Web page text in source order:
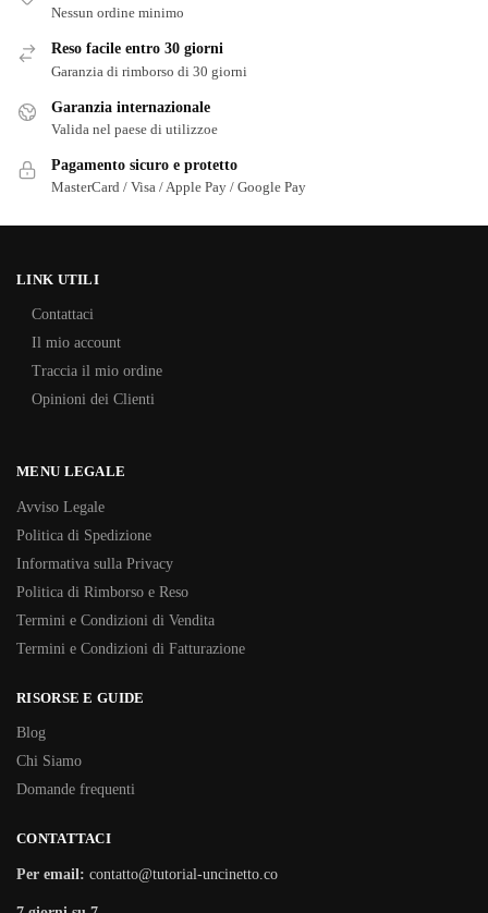
Nessun ordine minimo
Reso facile entro 30 giorni
Garanzia di rimborso di 30 giorni
Garanzia internazionale
Valida nel paese di utilizzoe
Pagamento sicuro e protetto
MasterCard / Visa / Apple Pay / Google Pay
LINK UTILI
Contattaci
Il mio account
Traccia il mio ordine
Opinioni dei Clienti
MENU LEGALE
Avviso Legale
Politica di Spedizione
Informativa sulla Privacy
Politica di Rimborso e Reso
Termini e Condizioni di Vendita
Termini e Condizioni di Fatturazione
RISORSE E GUIDE
Blog
Chi Siamo
Domande frequenti
CONTATTACI
Per email: contatto@tutorial-uncinetto.co